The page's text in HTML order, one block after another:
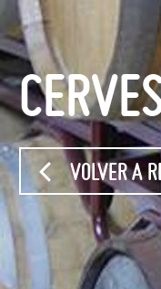
VOLVER A